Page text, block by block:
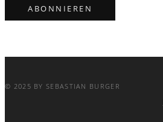
© 2025 BY SEBASTIAN BURGER